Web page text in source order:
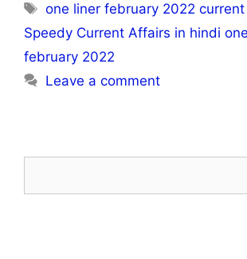
one liner february 2022
Speedy Current Affairs in hindi
february 2022
Leave a comment